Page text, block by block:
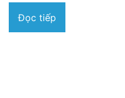
Đọc tiếp